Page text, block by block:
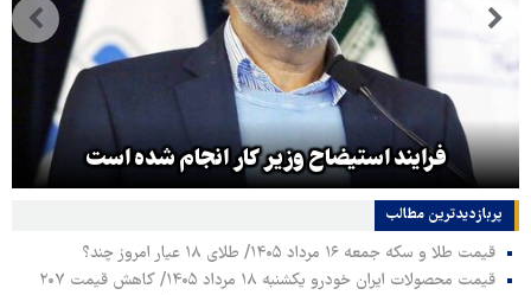
فرایند استیضاح وزیر کار انجام شده است
پربازدیدترین‌ مطالب
قیمت طلا و سکه جمعه ۱۶ مرداد ۱۴۰۵/ طلای ۱۸ عیار امروز چند؟
قیمت محصولات ایران خودرو یکشنبه ۱۸ مرداد ۱۴۰۵/ کاهش قیمت ۲۰۷